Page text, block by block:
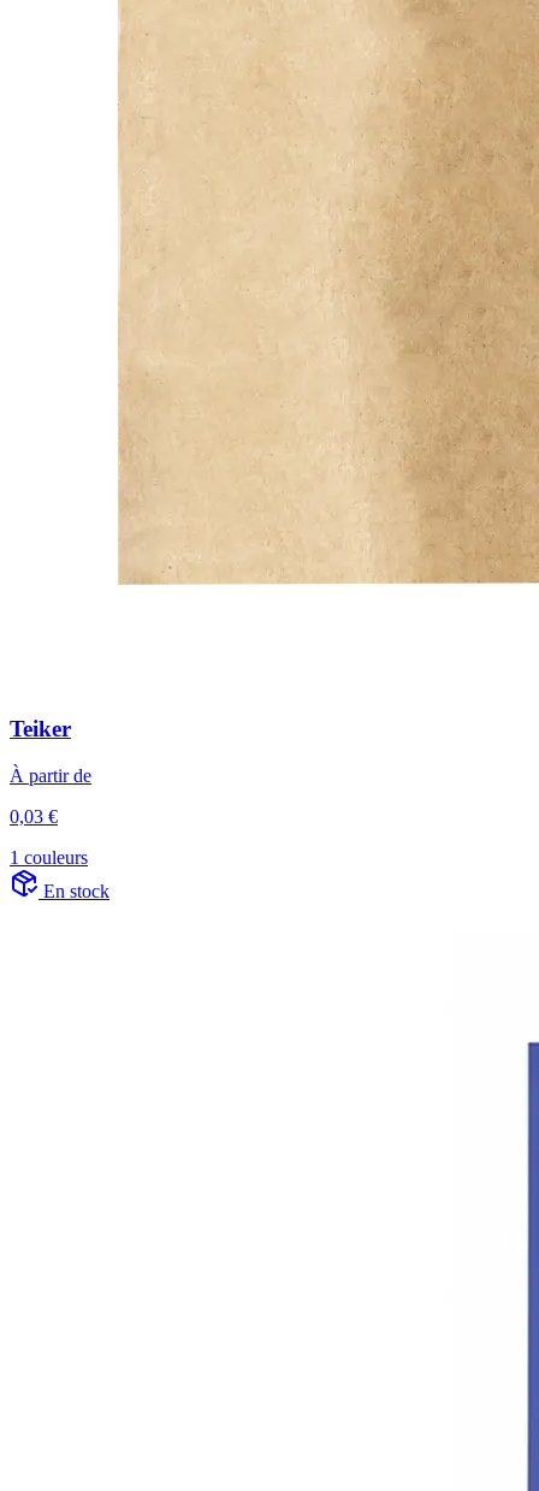
Teiker
À partir de
0,03 €
1 couleurs
En stock